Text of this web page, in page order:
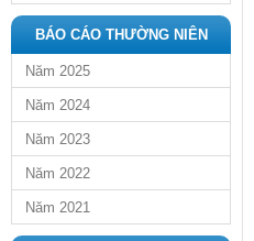
BÁO CÁO THƯỜNG NIÊN
Năm 2025
Năm 2024
Năm 2023
Năm 2022
Năm 2021